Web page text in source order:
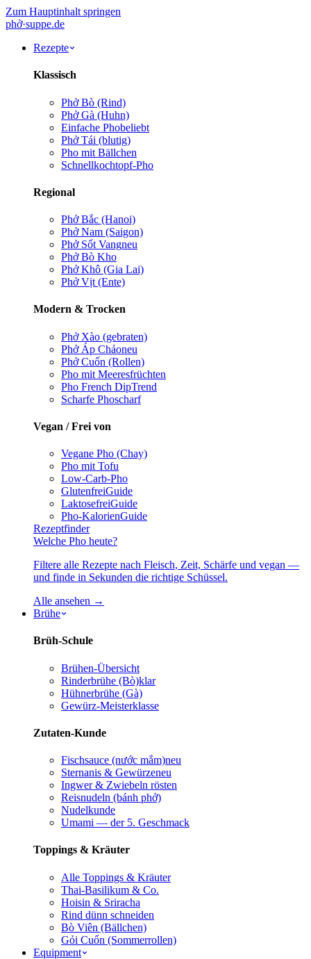
Zum Hauptinhalt springen
phở·suppe.de
Rezepte
Klassisch
Phở Bò (Rind)
Phở Gà (Huhn)
Einfache Phobeliebt
Phở Tái (blutig)
Pho mit Bällchen
Schnellkochtopf-Pho
Regional
Phở Bắc (Hanoi)
Phở Nam (Saigon)
Phở Sốt Vangneu
Phở Bò Kho
Phở Khô (Gia Lai)
Phở Vịt (Ente)
Modern & Trocken
Phở Xào (gebraten)
Phở Áp Chảoneu
Phở Cuốn (Rollen)
Pho mit Meeresfrüchten
Pho French DipTrend
Scharfe Phoscharf
Vegan / Frei von
Vegane Pho (Chay)
Pho mit Tofu
Low-Carb-Pho
GlutenfreiGuide
LaktosefreiGuide
Pho-KalorienGuide
Rezeptfinder
Welche Pho heute?
Filtere alle Rezepte nach Fleisch, Zeit, Schärfe und vegan —
und finde in Sekunden die richtige Schüssel.
Alle ansehen →
Brühe
Brüh-Schule
Brühen-Übersicht
Rinderbrühe (Bò)klar
Hühnerbrühe (Gà)
Gewürz-Meisterklasse
Zutaten-Kunde
Fischsauce (nước mắm)neu
Sternanis & Gewürzeneu
Ingwer & Zwiebeln rösten
Reisnudeln (bánh phở)
Nudelkunde
Umami — der 5. Geschmack
Toppings & Kräuter
Alle Toppings & Kräuter
Thai-Basilikum & Co.
Hoisin & Sriracha
Rind dünn schneiden
Bò Viên (Bällchen)
Gỏi Cuốn (Sommerrollen)
Equipment